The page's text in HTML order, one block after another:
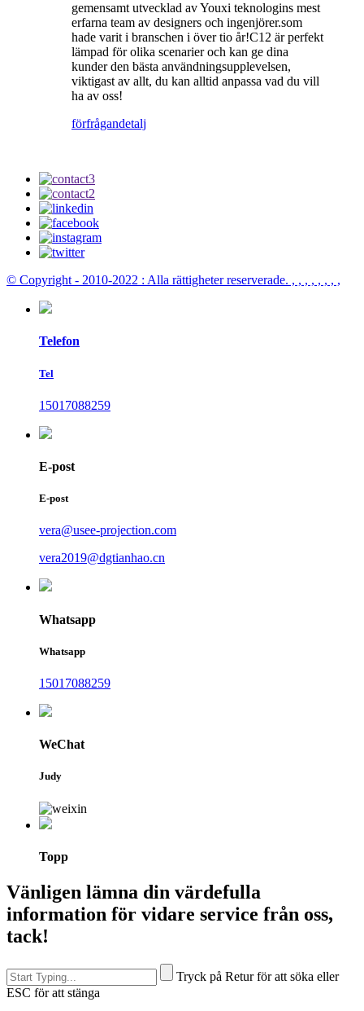
gemensamt utvecklad av Youxi teknologins mest
erfarna team av designers och ingenjörer.som
hade varit i branschen i över tio år!C12 är perfekt
lämpad för olika scenarier och kan ge dina
kunder den bästa användningsupplevelsen,
viktigast av allt, du kan alltid anpassa vad du vill
ha av oss!
förfrågandetalj
© Copyright - 2010-2022 : Alla rättigheter reserverade. , , , , , , , ,
Telefon
Tel
15017088259
E-post
E-post
vera@usee-projection.com
vera2019@dgtianhao.cn
Whatsapp
Whatsapp
15017088259
WeChat
Judy
Topp
Vänligen lämna din värdefulla
information för vidare service från oss,
tack!
Tryck på Retur för att söka eller
ESC för att stänga